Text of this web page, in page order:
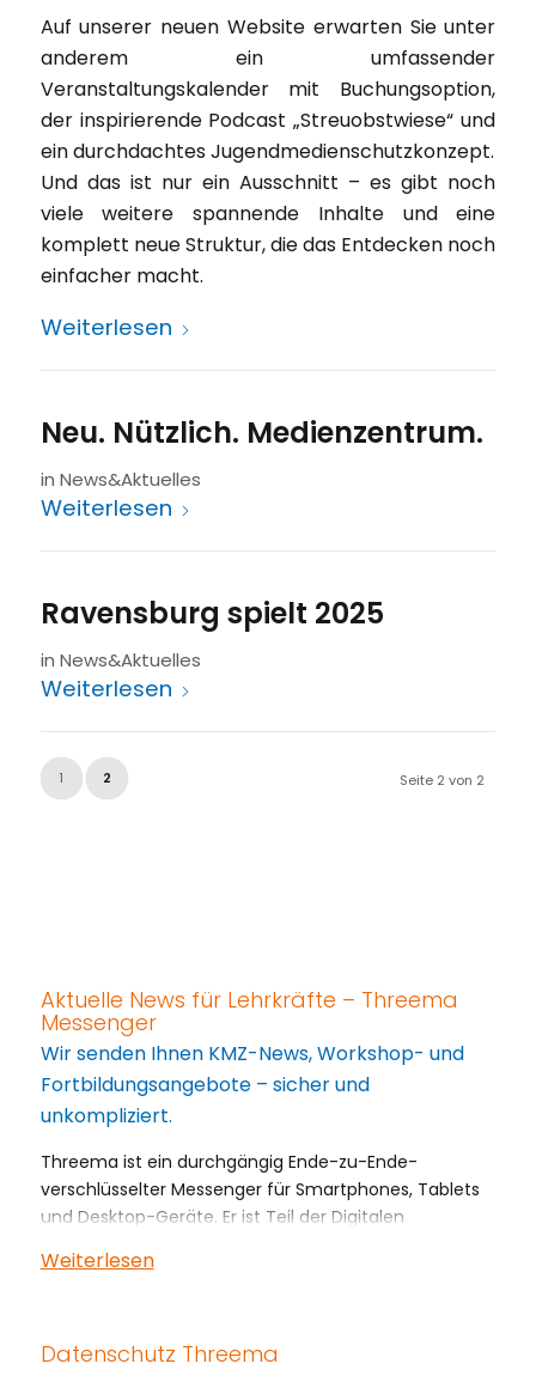
Auf unserer neuen Website erwarten Sie unter
anderem ein umfassender
Veranstaltungskalender mit Buchungsoption,
der inspirierende Podcast „Streuobstwiese“ und
ein durchdachtes Jugendmedienschutzkonzept.
Und das ist nur ein Ausschnitt – es gibt noch
viele weitere spannende Inhalte und eine
komplett neue Struktur, die das Entdecken noch
einfacher macht.
Weiterlesen
Neu. Nützlich. Medienzentrum.
in News&Aktuelles
Weiterlesen
Ravensburg spielt 2025
in News&Aktuelles
Weiterlesen
Seite 2 von 2
1 2
Aktuelle News für Lehrkräfte – Threema
Messenger
Wir senden Ihnen KMZ-News, Workshop- und
Fortbildungsangebote – sicher und
unkompliziert.
Threema ist ein durchgängig Ende-zu-Ende-
verschlüsselter Messenger für Smartphones, Tablets
und Desktop-Geräte. Er ist Teil der Digitalen
Kultusministerium landesweit ausgerollt wird.
Weiterlesen
Datenschutz Threema